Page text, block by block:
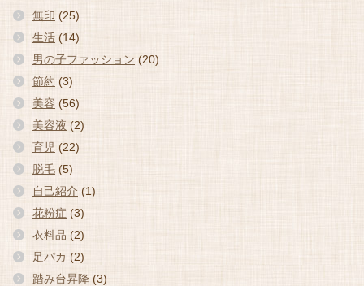
無印 (25)
生活 (14)
男の子ファッション (20)
節約 (3)
美容 (56)
美容液 (2)
育児 (22)
脱毛 (5)
自己紹介 (1)
花粉症 (3)
衣料品 (2)
足パカ (2)
踏み台昇降 (3)